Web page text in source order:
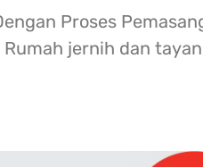
Proses
jernih dan